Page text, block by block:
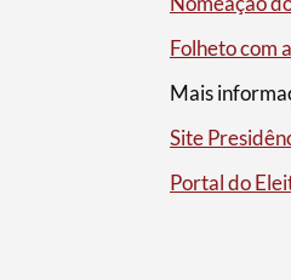
Folheto com
Mais
Site
Portal do